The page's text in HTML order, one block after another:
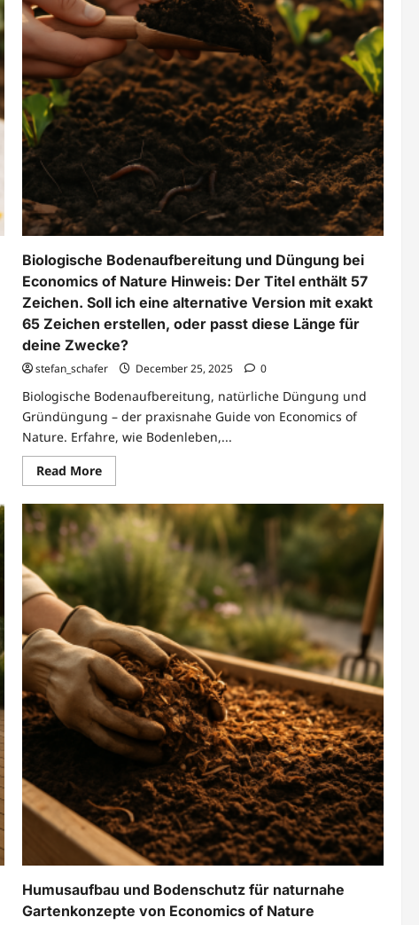
Biologische Bodenaufbereitung und Düngung bei
Economics of Nature Hinweis: Der Titel enthält 57
Zeichen. Soll ich eine alternative Version mit exakt
65 Zeichen erstellen, oder passt diese Länge für
deine Zwecke?
stefan_schafer December 25, 2025 0
Biologische Bodenaufbereitung, natürliche Düngung und
Gründüngung – der praxisnahe Guide von Economics of
Nature. Erfahre, wie Bodenleben,...
Read MoreRead
more
Biologische
Bodenaufbereitung
Düngung
bei
Economics
Der
Titel
enthält
57
Zeichen.
Soll
ich
eine
alternative
Version
mit
exakt
Zeichen
erstellen,
oder
passt
diese
Länge
für
deine
Humusaufbau und Bodenschutz für naturnahe
Gartenkonzepte von Economics of Nature